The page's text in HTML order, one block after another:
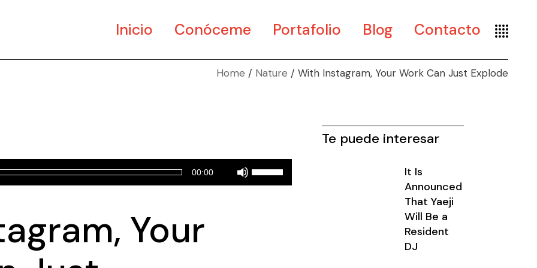
Inicio Conóceme Portafolio
Museografía
Blog Contacto
Home Nature With Instagram, Your Work Can Just Explode
00:00
Utiliza
las
Your
Te puede interesar
It Is
Announced
That Yaeji
Will Be a
Resident
DJ